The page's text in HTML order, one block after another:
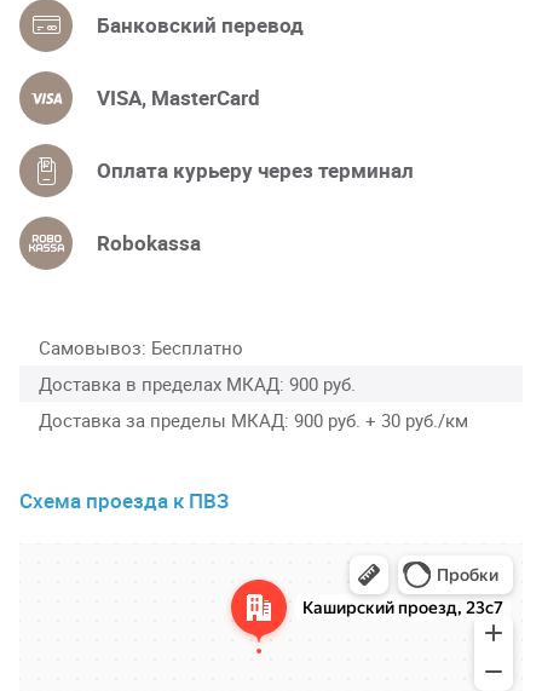
Банковский перевод
VISA, MasterCard
Оплата курьеру через терминал
Robokassa
Самовывоз Бесплатно
Доставка в пределах МКАД 900 руб.
Доставка за пределы МКАД 900 руб. + 30 руб./км
Схема проезда к ПВЗ